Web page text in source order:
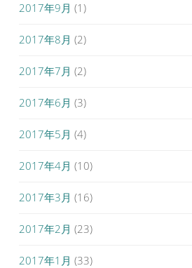
2017年9月 (1)
2017年8月 (2)
2017年7月 (2)
2017年6月 (3)
2017年5月 (4)
2017年4月 (10)
2017年3月 (16)
2017年2月 (23)
2017年1月 (33)